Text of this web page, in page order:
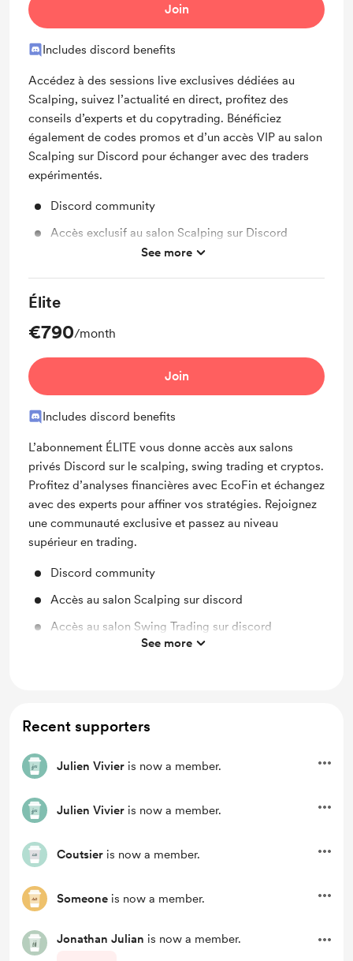
Join
Includes discord benefits
Accédez à des sessions live exclusives dédiées au
Scalping, suivez l’actualité en direct, profitez des
conseils d’experts et du copytrading. Bénéficiez
également de codes promos et d’un accès VIP au salon
Scalping sur Discord pour échanger avec des traders
expérimentés.
Discord community
Accès exclusif au salon Scalping sur Discord
Sessions live exclusives dédiées au Scalping
See more
Élite
€790/month
Join
Includes discord benefits
L’abonnement ÉLITE vous donne accès aux salons
privés Discord sur le scalping, swing trading et cryptos.
Profitez d’analyses financières avec EcoFin et échangez
avec des experts pour affiner vos stratégies. Rejoignez
une communauté exclusive et passez au niveau
supérieur en trading.
Discord community
Accès au salon Scalping sur discord
Accès au salon Swing Trading sur discord
See more
Recent supporters
Julien Vivier is now a member.
Julien Vivier is now a member.
Coutsier is now a member.
Someone is now a member.
Jonathan Julian is now a member.